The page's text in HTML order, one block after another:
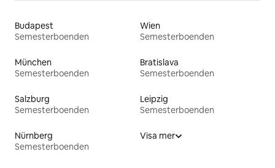
Budapest
Semesterboenden
Wien
Semesterboenden
München
Semesterboenden
Bratislava
Semesterboenden
Salzburg
Semesterboenden
Leipzig
Semesterboenden
Nürnberg
Semesterboenden
Visa mer